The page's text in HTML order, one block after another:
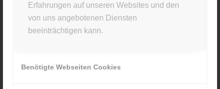
Erfahrungen auf unseren Websites und den
von uns angebotenen Diensten
beeinträchtigen kann.
Benötigte Webseiten Cookies
Materia Viva